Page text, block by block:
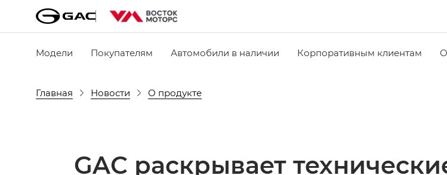
Модели Покупателям Автомобили в наличии Корпоративным клиентам
Главная Новости О продукте
GAC раскрывает